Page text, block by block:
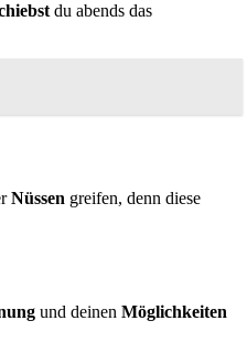
du abends das
Nüssen greifen, denn diese
und deinen Möglichkeiten